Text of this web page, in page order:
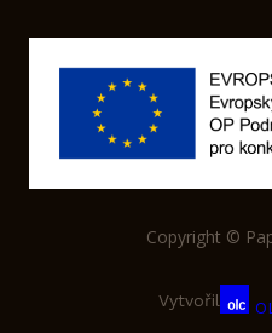
Copyright ©
Vytvořil